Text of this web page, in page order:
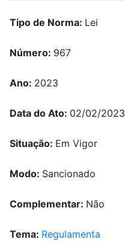
Tipo de Norma: Lei
Número: 967
Ano: 2023
Data do Ato: 02/02/2023
Situação: Em Vigor
Modo: Sancionado
Complementar: Não
Tema: Regulamenta